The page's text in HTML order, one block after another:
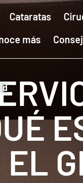
Cataratas
más